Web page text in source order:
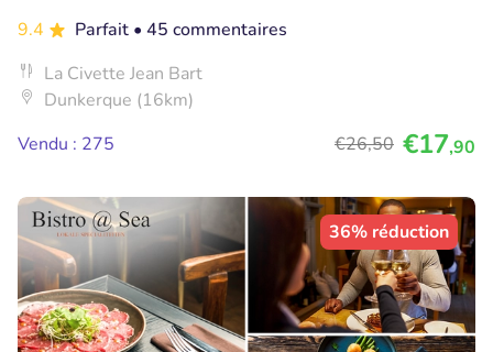
9.4
Parfait • 45 commentaires
La Civette Jean Bart
Dunkerque (16km)
Vendu : 275
€26,50 €17,90
36% réduction